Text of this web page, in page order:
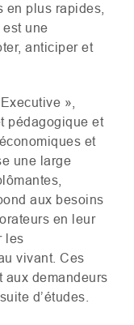
en plus rapides,
une
anticiper et
»,
pédagogique et
et
une large
aux besoins
en leur
les
vivant. Ces
aux demandeurs
d’études.